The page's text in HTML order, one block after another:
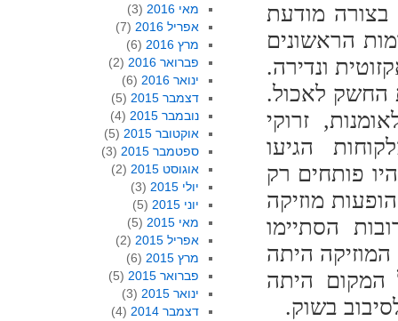
מודעת
הראשונים
ונדירה.
החשק לאכול.
זרוקי
הגיעו
פליטי שנות ה-60. לרוב היו פותחים רק
מוזיקה
הסתיימו
היתה
המקום היתה
בשוק.
מאי 2016
(3)
אפריל 2016
(7)
מרץ 2016
(6)
פברואר 2016
(2)
ינואר 2016
(6)
דצמבר 2015
(5)
נובמבר 2015
(4)
אוקטובר 2015
(5)
ספטמבר 2015
(3)
אוגוסט 2015
(2)
יולי 2015
(3)
יוני 2015
(5)
מאי 2015
(5)
אפריל 2015
(2)
מרץ 2015
(6)
פברואר 2015
(5)
ינואר 2015
(3)
דצמבר 2014
(4)